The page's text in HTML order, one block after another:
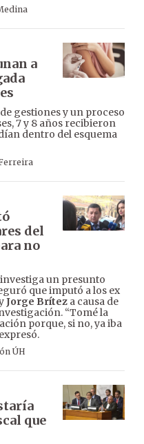
a
gestiones y un proceso
7 y 8 años recibieron
dentro del esquema
del
no
un presunto
que imputó a los ex
Jorge Brítez a causa de
“Tomé la
porque, si no, ya iba
ÚH
que